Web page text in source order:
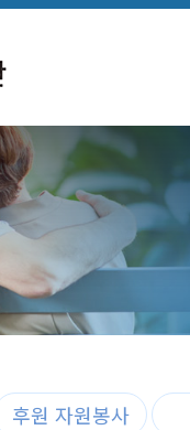
후원 자원봉사